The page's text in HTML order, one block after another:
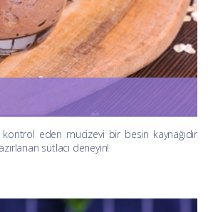
eden mucizevi bir besin kaynağıdır
sütlacı deneyin!